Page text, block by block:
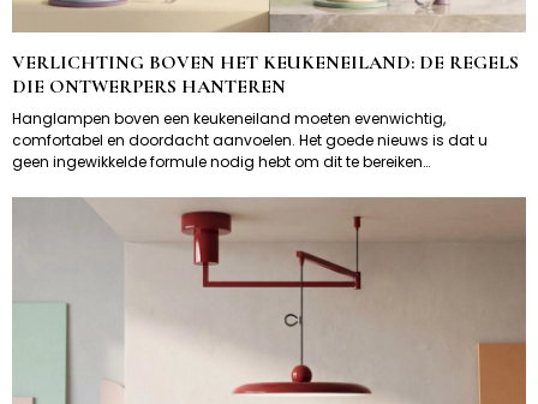
VERLICHTING BOVEN HET KEUKENEILAND: DE REGELS
DIE ONTWERPERS HANTEREN
Hanglampen boven een keukeneiland moeten evenwichtig,
comfortabel en doordacht aanvoelen. Het goede nieuws is dat u
geen ingewikkelde formule nodig hebt om dit te bereiken…